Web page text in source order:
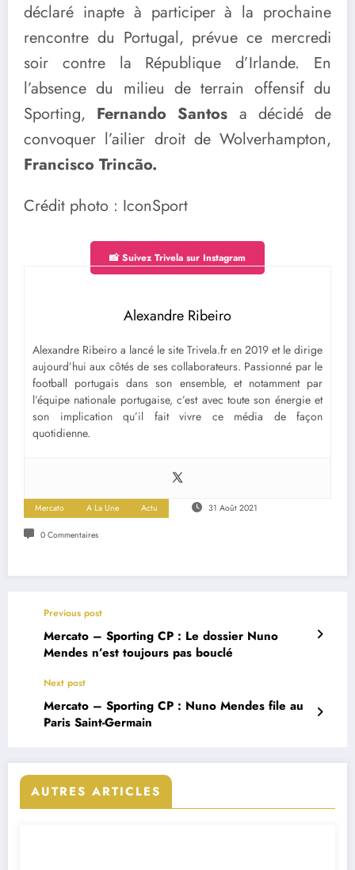
déclaré inapte à participer à la prochaine
rencontre du Portugal, prévue ce mercredi
soir contre la République d’Irlande. En
l’absence du milieu de terrain offensif du
Sporting, Fernando Santos a décidé de
convoquer l’ailier droit de Wolverhampton,
Francisco Trincão.
Crédit photo : IconSport
📸 Suivez Trivela sur Instagram
Alexandre Ribeiro
Alexandre Ribeiro a lancé le site Trivela.fr en 2019 et le dirige
aujourd’hui aux côtés de ses collaborateurs. Passionné par le
football portugais dans son ensemble, et notamment par
l’équipe nationale portugaise, c’est avec toute son énergie et
son implication qu’il fait vivre ce média de façon
quotidienne.
Mercato A La Une Actu 31 Août 2021
0 Commentaires
Previous post
Mercato – Sporting CP : Le dossier Nuno
Mendes n’est toujours pas bouclé
Next post
Mercato – Sporting CP : Nuno Mendes file au
Paris Saint-Germain
AUTRES ARTICLES